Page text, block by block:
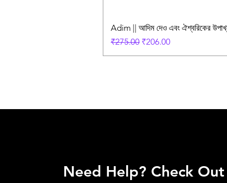
Adim || আদিম দেও এবং ঐশ্বরিকের
Regular Price
₹275.00 Sale Price
₹206.00
Need Help? Check Out